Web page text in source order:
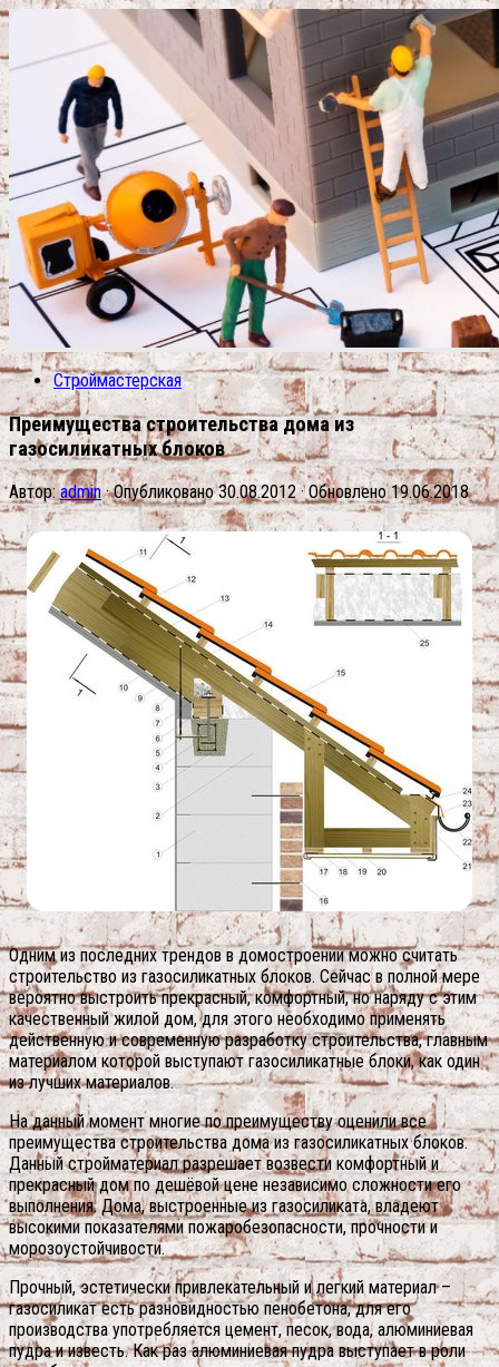
Строймастерская
Преимущества строительства дома из
газосиликатных блоков
Автор:admin · Опубликовано30.08.2012· Обновлено19.06.2018
Одним из последних трендов в домостроении можно считать
строительство из газосиликатных блоков. Сейчас в полной мере
вероятно выстроить прекрасный, комфортный, но наряду с этим
качественный жилой дом, для этого необходимо применять
действенную и современную разработку строительства, главным
материалом которой выступают газосиликатные блоки, как один
из лучших материалов.
На данный момент многие по преимуществу оценили все
преимущества строительства дома из газосиликатных блоков.
Данный стройматериал разрешает возвести комфортный и
прекрасный дом по дешёвой цене независимо сложности его
выполнения. Дома, выстроенные из газосиликата, владеют
высокими показателями пожаробезопасности, прочности и
морозоустойчивости.
Прочный, эстетически привлекательный и легкий материал –
газосиликат есть разновидностью пенобетона, для его
производства употребляется цемент, песок, вода, алюминиевая
пудра и известь. Как раз алюминиевая пудра выступает в роли